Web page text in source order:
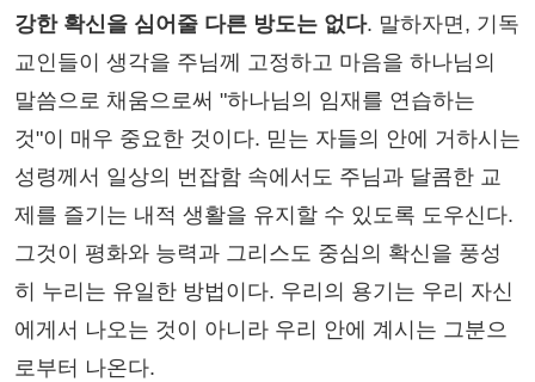
강한 확신을 심어줄 다른 방도는 없다. 말하자면, 기독
교인들이 생각을 주님께 고정하고 마음을 하나님의
말씀으로 채움으로써 "하나님의 임재를 연습하는
것"이 매우 중요한 것이다. 믿는 자들의 안에 거하시는
성령께서 일상의 번잡함 속에서도 주님과 달콤한 교
제를 즐기는 내적 생활을 유지할 수 있도록 도우신다.
그것이 평화와 능력과 그리스도 중심의 확신을 풍성
히 누리는 유일한 방법이다. 우리의 용기는 우리 자신
에게서 나오는 것이 아니라 우리 안에 계시는 그분으
로부터 나온다.